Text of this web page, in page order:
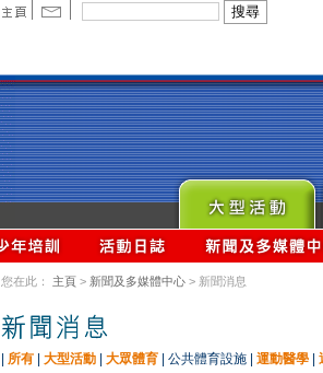
您在此： 主頁 > 新聞及多媒體中心 > 新聞消息
所有 大型活動 大眾體育 公共體育設施 運動醫學